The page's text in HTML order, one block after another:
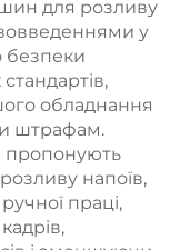
для розливу
у
безпеки
обладнання
штрафам.
пропонують
напоїв,
праці,